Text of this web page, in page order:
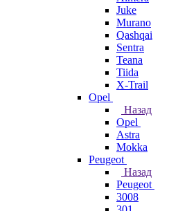
Juke
Murano
Qashqai
Sentra
Teana
Tiida
X-Trail
Opel
Назад
Opel
Astra
Mokka
Peugeot
Назад
Peugeot
3008